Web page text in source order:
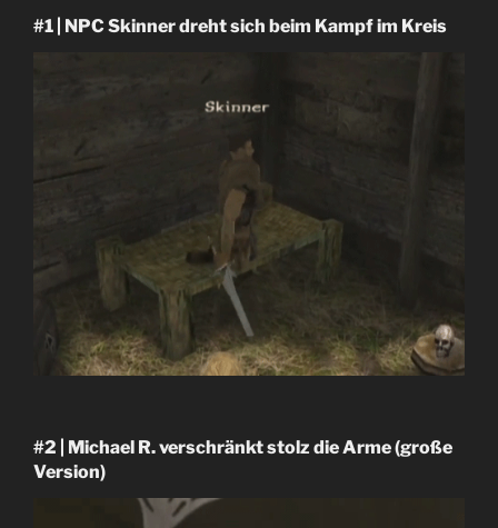
#1 | NPC Skinner dreht sich beim Kampf im Kreis
#2 | Michael R. verschränkt stolz die Arme (große
Version)